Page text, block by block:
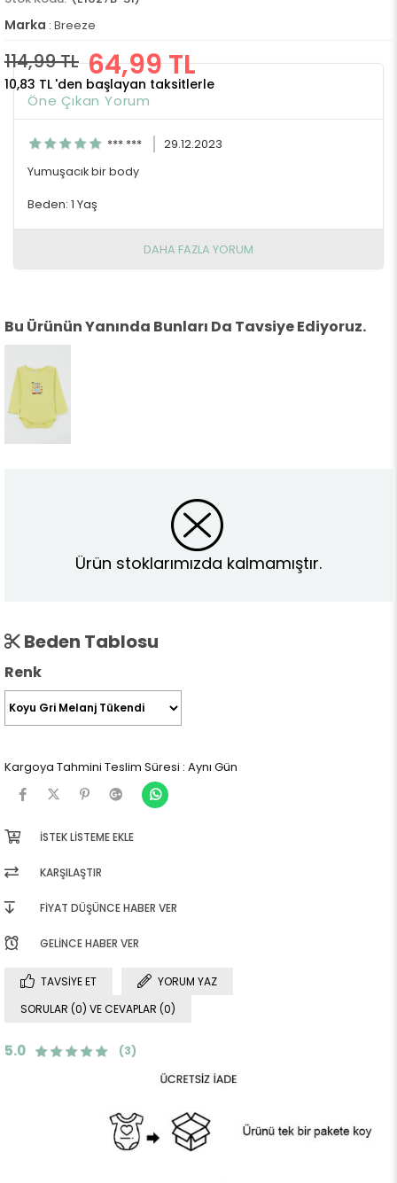
Marka : Breeze
114,99 TL 64,99 TL
10,83 TL 'den başlayan taksitlerle
Öne Çıkan Yorum
*** ***
29.12.2023
Yumuşacık bir body
Beden: 1 Yaş
DAHA FAZLA YORUM
Bu Ürünün Yanında Bunları Da Tavsiye Ediyoruz.
Ürün stoklarımızda kalmamıştır.
Beden Tablosu
Renk
Kargoya Tahmini Teslim Süresi : Aynı Gün
İSTEK LISTEME EKLE
KARŞILAŞTIR
FIYAT DÜŞÜNCE HABER VER
GELINCE HABER VER
TAVSIYE ET
YORUM YAZ
SORULAR (0) VE CEVAPLAR (0)
5.0 (3)